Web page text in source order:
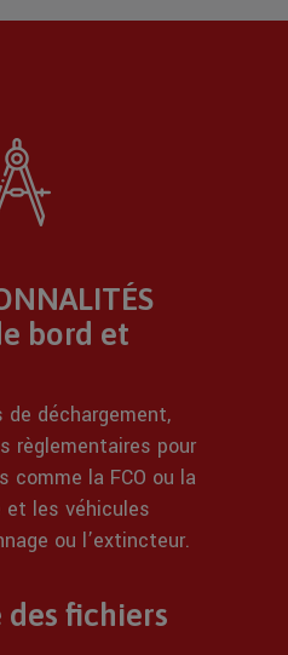
bord et
de déchargement,
règlementaires pour
comme la FCO ou la
les véhicules
ou l’extincteur.
des fichiers